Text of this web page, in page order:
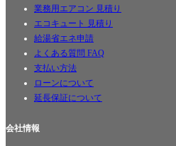
業務用エアコン 見積り
エコキュート 見積り
給湯省エネ申請
よくある質問 FAQ
支払い方法
ローンについて
延長保証について
会社情報